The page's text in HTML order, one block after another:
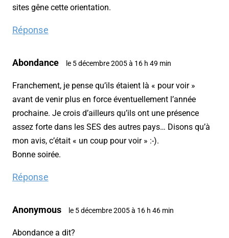
sites gêne cette orientation.
Réponse
Abondance le 5 décembre 2005 à 16 h 49 min
Franchement, je pense qu’ils étaient là « pour voir »
avant de venir plus en force éventuellement l’année
prochaine. Je crois d’ailleurs qu’ils ont une présence
assez forte dans les SES des autres pays… Disons qu’à
mon avis, c’était « un coup pour voir » :-).
Bonne soirée.
Réponse
Anonymous le 5 décembre 2005 à 16 h 46 min
Abondance a dit?